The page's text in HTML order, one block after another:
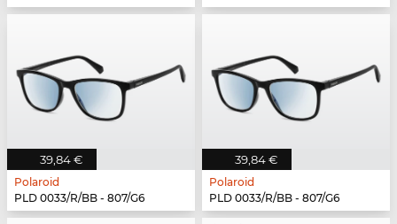
39,84 €
Polaroid
PLD 0033/R/BB - 807/G6
39,84 €
Polaroid
PLD 0033/R/BB - 807/G6